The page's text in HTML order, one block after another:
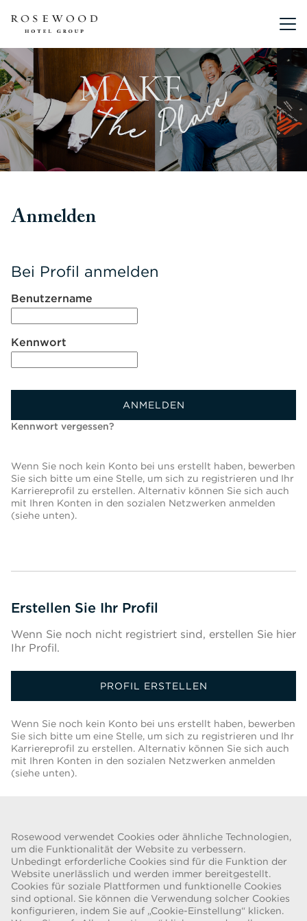
Rosewood verwendet Cookies oder ähnliche Technologien,
um die Funktionalität der Website zu verbessern.
Unbedingt erforderliche Cookies sind für die Funktion der
Website unerlässlich und werden immer bereitgestellt.
Cookies für soziale Plattformen und funktionelle Cookies
sind optional. Sie können die Verwendung solcher Cookies
konfigurieren, indem Sie auf „Cookie-Einstellung“ klicken.
Anmelden
Bei Profil anmelden
Benutzername
Kennwort
ANMELDEN
Kennwort vergessen?
Wenn Sie noch kein Konto bei uns erstellt haben, bewerben
Sie sich bitte um eine Stelle, um sich zu registrieren und Ihr
Karriereprofil zu erstellen. Alternativ können Sie sich auch
mit Ihren Konten in den sozialen Netzwerken anmelden
(siehe unten).
Erstellen Sie Ihr Profil
Wenn Sie noch nicht registriert sind, erstellen Sie hier
Ihr Profil.
PROFIL ERSTELLEN
Wenn Sie noch kein Konto bei uns erstellt haben, bewerben
Sie sich bitte um eine Stelle, um sich zu registrieren und Ihr
Karriereprofil zu erstellen. Alternativ können Sie sich auch
mit Ihren Konten in den sozialen Netzwerken anmelden
(siehe unten).
Zurück Zur Jobliste
BETRUGSWARNUNG
Wir wurden auf eine aktuelle Betrugsmasche aufmerksam gemacht,